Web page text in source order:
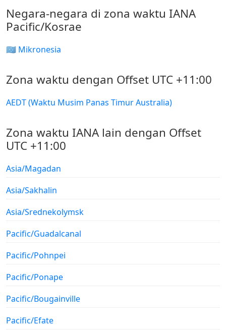
Negara-negara di zona waktu IANA
Pacific/Kosrae
🇫🇲 Mikronesia
Zona waktu dengan Offset UTC +11:00
AEDT (Waktu Musim Panas Timur Australia)
Zona waktu IANA lain dengan Offset
UTC +11:00
Asia/Magadan
Asia/Sakhalin
Asia/Srednekolymsk
Pacific/Guadalcanal
Pacific/Pohnpei
Pacific/Ponape
Pacific/Bougainville
Pacific/Efate